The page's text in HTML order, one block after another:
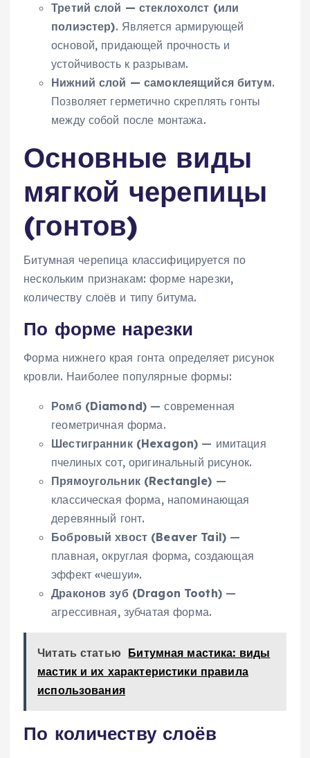
Третий слой — стеклохолст (или
полиэстер). Является армирующей
основой, придающей прочность и
устойчивость к разрывам.
Нижний слой — самоклеящийся битум.
Позволяет герметично скреплять гонты
между собой после монтажа.
Основные виды
мягкой черепицы
(гонтов)
Битумная черепица классифицируется по
нескольким признакам: форме нарезки,
количеству слоёв и типу битума.
По форме нарезки
Форма нижнего края гонта определяет рисунок
кровли. Наиболее популярные формы:
Ромб (Diamond) — современная
геометричная форма.
Шестигранник (Hexagon) — имитация
пчелиных сот, оригинальный рисунок.
Прямоугольник (Rectangle) —
классическая форма, напоминающая
деревянный гонт.
Бобровый хвост (Beaver Tail) —
плавная, округлая форма, создающая
эффект «чешуи».
Драконов зуб (Dragon Tooth)—
агрессивная, зубчатая форма.
Читать статью Битумная мастика: виды
мастик и их характеристики правила
использования
По количеству слоёв